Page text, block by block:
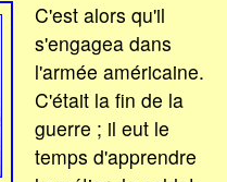
C'est alors qu'il
s'engagea dans
l'armée américaine.
C'était la fin de la
guerre ; il eut le
temps d'apprendre